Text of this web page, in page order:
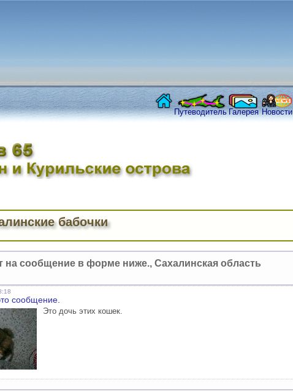
Путеводитель Галерея Новости
бабочки
на сообщение в форме ниже., Сахалинская область
сообщение.
Это дочь этих кошек.